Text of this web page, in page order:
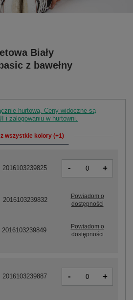
Biały
z bawełny
hurtową. Ceny widoczne są
i zalogowaniu w hurtowni.
wszystkie kolory (+1)
2016103239887 - +
2016103239825 - +
2016103239832
Powiadom o
dostępności
2016103239849
Powiadom o
dostępności